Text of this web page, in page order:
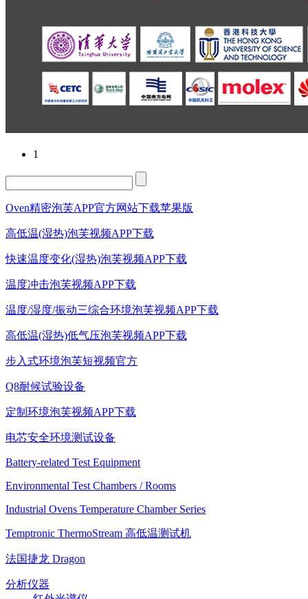
1
Oven精密泡芙APP官方网站下载苹果版
高低温(湿热)泡芙视频APP下载
快速温度变化(湿热)泡芙视频APP下载
温度冲击泡芙视频APP下载
温度/湿度/振动三综合环境泡芙视频APP下载
高低温(湿热)低气压泡芙视频APP下载
步入式环境泡芙短视频官方
Q8耐候试验设备
定制环境泡芙视频APP下载
电芯安全环境测试设备
Battery-related Test Equipment
Environmental Test Chambers / Rooms
Industrial Ovens Temperature Chamber Series
Temptronic ThermoStream 高低温测试机
法国捷龙 Dragon
分析仪器